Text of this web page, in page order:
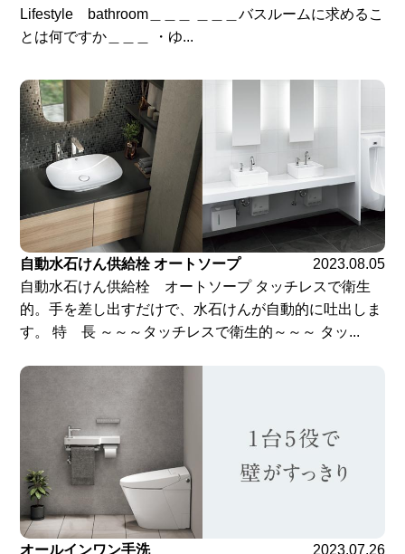
Lifestyle bathroom＿＿＿ ＿＿＿バスルームに求めるこ
とは何ですか＿＿＿ ・ゆ...
自動水石けん供給栓 オートソープ
2023.08.05
自動水石けん供給栓 オートソープ タッチレスで衛生
的。手を差し出すだけで、水石けんが自動的に吐出しま
す。 特 長 ～～～タッチレスで衛生的～～～ タッ...
オールインワン手洗 2023.07.26